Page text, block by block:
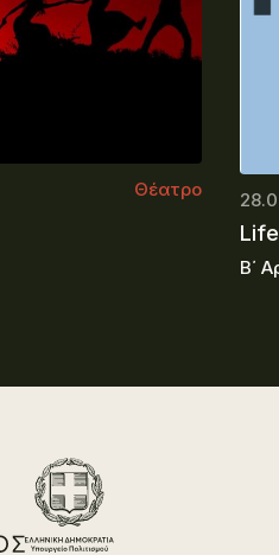
Θέατρο
Β΄